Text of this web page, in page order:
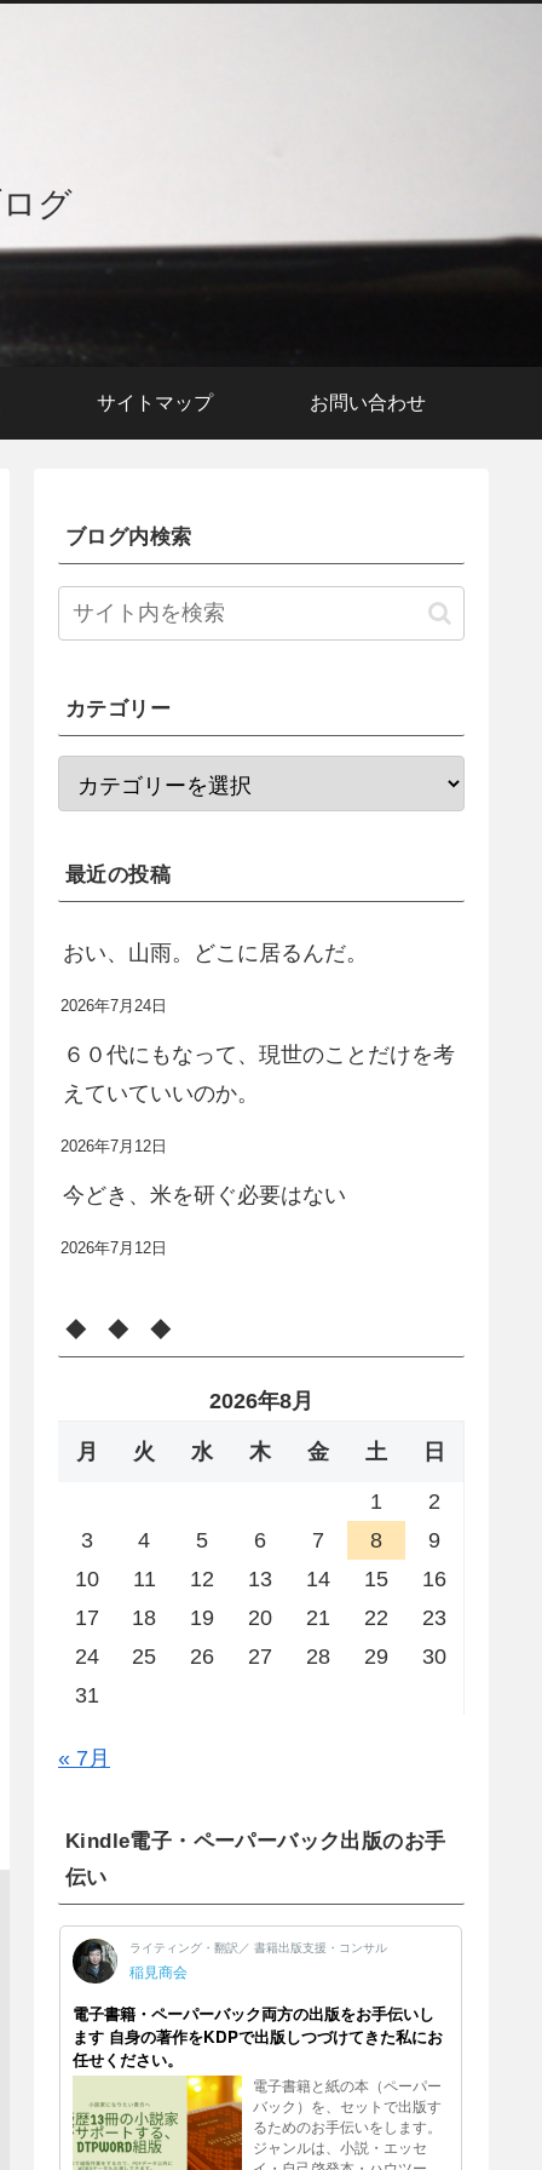
グ
サイトマップ お問い合わせ
ブログ内検索
カテゴリー
最近の投稿
おい、山雨。どこに居るんだ。
2026年7月24日
６０代にもなって、現世のことだけを考
えていていいのか。
2026年7月12日
今どき、米を研ぐ必要はない
2026年7月12日
◆ ◆ ◆
2026年8月
月 火 水 木 金 土 日
1
2
3
4 5 6 7 8
9
10
11 12 13 14 15
16
17
18 19 20 21 22
23
24
25 26 27 28 29
30
31
« 7月
Kindle電子・ペーパーバック出版のお手
伝い